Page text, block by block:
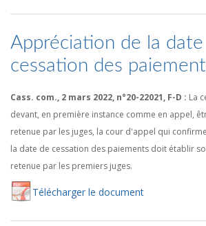
Appréciation de la
cessation des
Cass. com., 2 mars 2022, n°20-22021, F-D : La
devant, en première instance comme en appel,
retenue par les juges, la cour d'appel qui
la date de cessation des paiements doit établir
retenue par les premiers juges.
Télécharger le document